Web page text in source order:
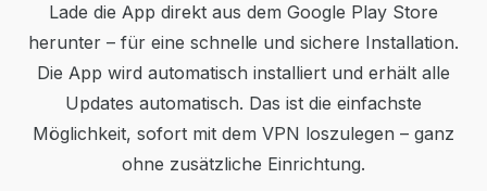
Lade die App direkt aus dem Google Play Store
herunter – für eine schnelle und sichere Installation.
Die App wird automatisch installiert und erhält alle
Updates automatisch. Das ist die einfachste
Möglichkeit, sofort mit dem VPN loszulegen – ganz
ohne zusätzliche Einrichtung.